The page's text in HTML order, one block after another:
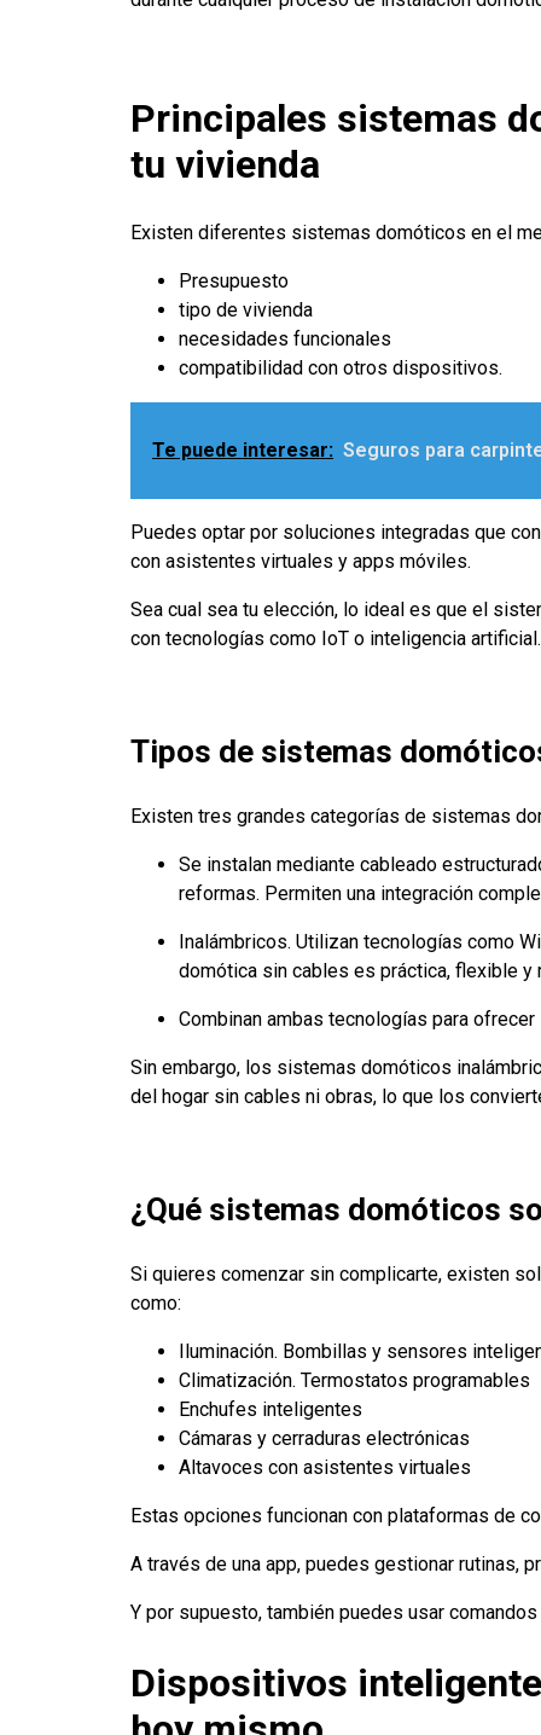
Principales sistemas
tu vivienda
Existen diferentes sistemas domóticos en el
Presupuesto
tipo de vivienda
necesidades funcionales
compatibilidad con otros dispositivos.
Te puede interesar: Seguros para
Puedes optar por soluciones integradas que
con asistentes virtuales y apps móviles.
Sea cual sea tu elección, lo ideal es que el
con tecnologías como IoT o inteligencia artificial.
Tipos de sistemas
Existen tres grandes categorías de sistemas
Se instalan mediante cableado
reformas. Permiten una integración
Inalámbricos. Utilizan tecnologías como
domótica sin cables es práctica, flexible y
Combinan ambas tecnologías para
Sin embargo, los sistemas domóticos
del hogar sin cables ni obras, lo que los
¿Qué sistemas domóticos
Si quieres comenzar sin complicarte, existen
como:
Iluminación. Bombillas y sensores
Climatización. Termostatos programables
Enchufes inteligentes
Cámaras y cerraduras electrónicas
Altavoces con asistentes virtuales
Estas opciones funcionan con plataformas de
A través de una app, puedes gestionar rutinas,
Y por supuesto, también puedes usar
Dispositivos